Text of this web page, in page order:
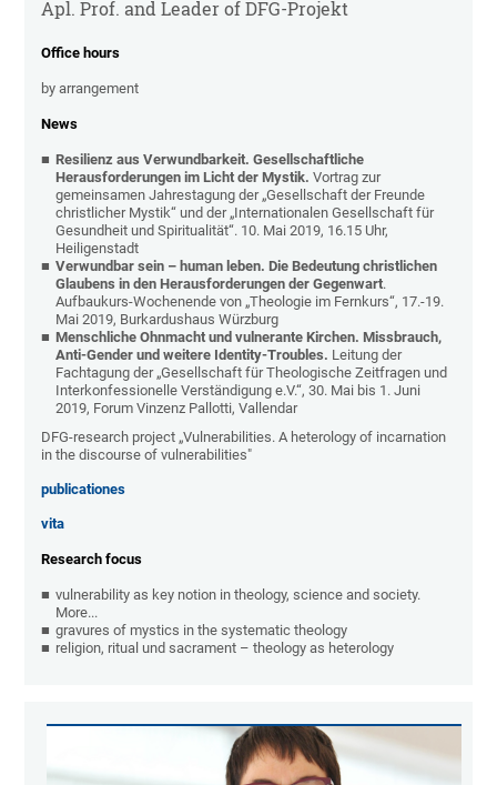
Apl. Prof. and Leader of DFG-Projekt
Office hours
by arrangement
News
Resilienz aus Verwundbarkeit. Gesellschaftliche
Herausforderungen im Licht der Mystik.Vortrag zur
gemeinsamen Jahrestagung der „Gesellschaft der Freunde
christlicher Mystik“ und der „Internationalen Gesellschaft für
Gesundheit und Spiritualität“. 10. Mai 2019, 16.15 Uhr,
Heiligenstadt
Verwundbar sein – human leben. Die Bedeutung christlichen
Glaubens in den Herausforderungen der Gegenwart.
Aufbaukurs-Wochenende von „Theologie im Fernkurs“, 17.-19.
Mai 2019, Burkardushaus Würzburg
Menschliche Ohnmacht und vulnerante Kirchen. Missbrauch,
Anti-Gender und weitere Identity-Troubles. Leitung der
Fachtagung der „Gesellschaft für Theologische Zeitfragen und
Interkonfessionelle Verständigung e.V.“, 30. Mai bis 1. Juni
2019, Forum Vinzenz Pallotti, Vallendar
DFG-research project „Vulnerabilities. A heterology of incarnation
in the discourse of vulnerabilities"
publicationes
vita
Research focus
vulnerability as key notion in theology, science and society.
More...
gravures of mystics in the systematic theology
religion, ritual und sacrament – theology as heterology